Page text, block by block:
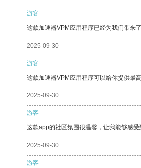
游客
这款加速器VPM应用程序已经为我们带来
2025-09-30
游客
这款加速器VPM应用程序可以给你提供最
2025-09-30
游客
这款app的社区氛围很温馨，让我能够感受
2025-09-30
游客